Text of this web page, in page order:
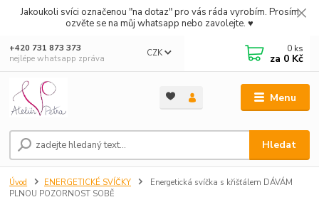
Jakoukoli svíci označenou "na dotaz" pro vás ráda vyrobím. Prosím
ozvěte se na můj whatsapp nebo zavolejte. ♥
Menu
CZK
Hledat
+420 731 873 373
nejlépe whatsapp zpráva
0 ks
za 0 Kč
Úvod ENERGETICKÉ SVÍČKY
Energetická svíčka s křišťálem DÁVÁM
PLNOU POZORNOST SOBĚ